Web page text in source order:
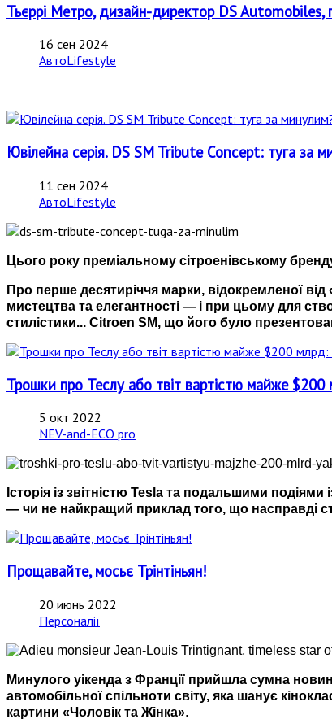
Тьєррі Метро, дизайн-директор DS
16 сен 2024
АвтоLifestyle
Ювілейна серія. DS SM Tribute Concept: туга за
11 сен 2024
АвтоLifestyle
Цього року преміальному сітроенівському
Про перше десятиріччя марки, відокремленої
мистецтва та елегантності — і при цьому для
стилістики... Citroen SM, що його було
Трошки про Теслу або твіт вартістю майже $200
5 окт 2022
NEV-and-ECO pro
Історія із звітністю Tesla та подальшими
— чи не найкращий приклад того, що насправді
Прощавайте, мосьє Трінтіньян!
20 июнь 2022
Персоналії
Минулого уікенда з Франції прийшла сумна
автомобільної спільноти світу, яка шанує
картини «Чоловік та Жінка».